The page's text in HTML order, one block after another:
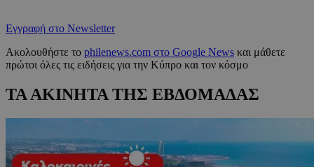
Εγγραφή στο Newsletter
Ακολουθήστε το philenews.com στο Google News και μάθετε
πρώτοι όλες τις ειδήσεις για την Κύπρο και τον κόσμο
ΤΑ ΑΚΙΝΗΤΑ ΤΗΣ ΕΒΔΟΜΑΔΑΣ